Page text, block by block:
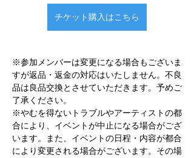
チケット購入はこちら
※参加メンバーは変更になる場合もございま
すが返品・返金の対応はいたしません。不良
品は良品交換とさせていただきます。予めご
了承ください。
※やむを得ないトラブルやアーティストの都
合により、イベントが中止になる場合がござ
います。また、イベントの日程・内容が都合
により変更される場合がございます。その場